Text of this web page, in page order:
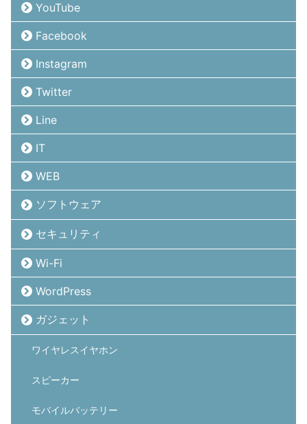
YouTube
Facebook
Instagram
Twitter
Line
IT
WEB
ソフトウェア
セキュリティ
Wi-Fi
WordPress
ガジェット
ワイヤレスイヤホン
スピーカー
モバイルバッテリー